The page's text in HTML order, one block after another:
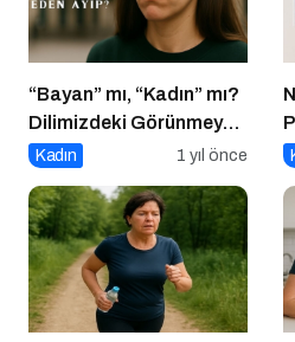
“Bayan” mı, “Kadın” mı?
Dilimizdeki Görünmeyen
Cinsiyet Ayrımı
Kadın 1 yıl önce